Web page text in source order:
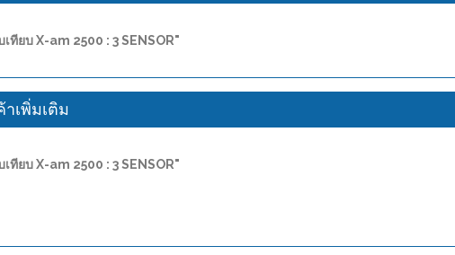
ทียบ X-am 2500 : 3 SENSOR"
เพิ่มเติม
ทียบ X-am 2500 : 3 SENSOR"